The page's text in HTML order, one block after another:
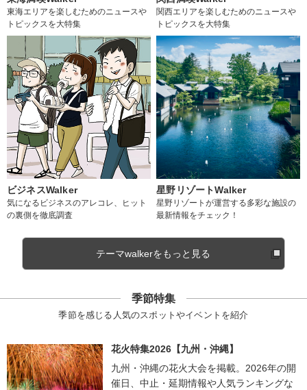
東海エリアを楽しむためのニュースや
トピックスを大特集
関西エリアを楽しむためのニュースや
トピックスを大特集
ビジネスWalker
気になるビジネスのアレコレ、ヒット
の裏側を徹底調査
星野リゾートWalker
星野リゾートが運営する多彩な施設の
最新情報をチェック！
テーマwalkerをもっと見る
季節特集
季節を感じる人気のスポットやイベントを紹介
花火特集2026【九州・沖縄】
九州・沖縄の花火大会を掲載。2026年の開
催日、中止・延期情報や人気ランキングな